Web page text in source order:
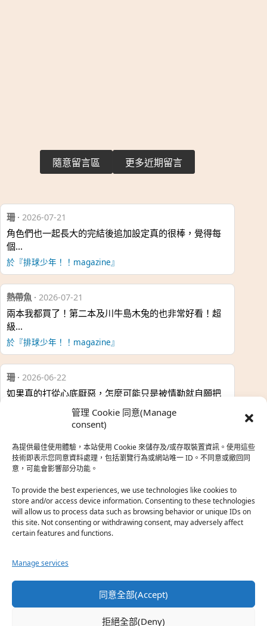
管理 Cookie 同意(Manage
consent)
為提供最佳使用體驗，本站使用 Cookie 來儲存及/或存取裝置資訊。使用這些
技術即表示您同意資料處理，包括瀏覽行為或網站唯一 ID。不同意或撤回同
意，可能會影響部分功能。
To provide the best experiences, we use technologies like cookies to
store and/or access device information. Consenting to these technologies
will allow us to process data such as browsing behavior or unique IDs on
this site. Not consenting or withdrawing consent, may adversely affect
certain features and functions.
Manage services
同意全部(Accept)
拒絕全部(Deny)
隨意留言區 更多近期留言
珊· 2026-07-21
角色們也一起長大的完結後追加設定真的很棒，覺得每
個…
於『排球少年！！magazine』
熱帶魚 · 2026-07-21
兩本我都買了！第二本及川牛島木兔的也非常好看！超
級…
於『排球少年！！magazine』
珊· 2026-06-22
如果真的打從心底厭惡，怎麼可能只是被情勒就自願把
熱帶魚·2026-06-22
之前看到網路上有人說灰二自私情勒大家陪他圓夢，但
真…
於『強風吹拂』
珊·2026-06-18
第…
於『白領羽球部』